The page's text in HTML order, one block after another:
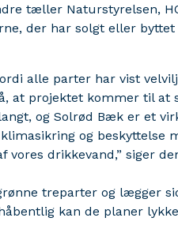
tæller Naturstyrelsen,
der har solgt eller
alle parter har vist
at projektet kommer til at
og Solrød Bæk er et
og beskyttelse
vores drikkevand,” siger
treparter og lægger
kan de planer